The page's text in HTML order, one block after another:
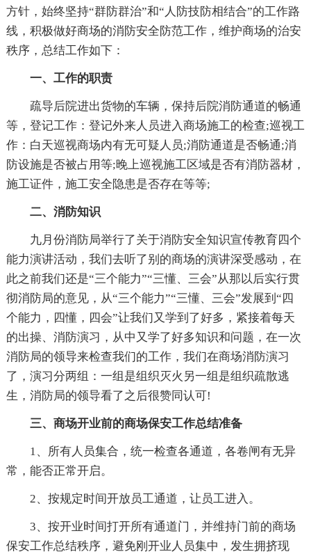
方针，始终坚持“群防群治”和“人防技防相结合”的工作路
线，积极做好商场的消防安全防范工作，维护商场的治安
秩序，总结工作如下：
一、工作的职责
疏导后院进出货物的车辆，保持后院消防通道的畅通
等，登记工作：登记外来人员进入商场施工的检查;巡视工
作：白天巡视商场内有无可疑人员;消防通道是否畅通;消
防设施是否被占用等;晚上巡视施工区域是否有消防器材，
施工证件，施工安全隐患是否存在等等;
二、消防知识
九月份消防局举行了关于消防安全知识宣传教育四个
能力演讲活动，我们去听了别的商场的演讲深受感动，在
此之前我们还是“三个能力”“三懂、三会”从那以后实行贯
彻消防局的意见，从“三个能力”“三懂、三会”发展到“四
个能力，四懂，四会”让我们又学到了好多，紧接着每天
的出操、消防演习，从中又学了好多知识和问题，在一次
消防局的领导来检查我们的工作，我们在商场消防演习
了，演习分两组：一组是组织灭火另一组是组织疏散逃
生，消防局的领导看了之后很赞同认可!
三、商场开业前的商场保安工作总结准备
1、所有人员集合，统一检查各通道，各卷闸有无异
常，能否正常开启。
2、按规定时间开放员工通道，让员工进入。
3、按开业时间打开所有通道门，并维持门前的商场
保安工作总结秩序，避免刚开业人员集中，发生拥挤现